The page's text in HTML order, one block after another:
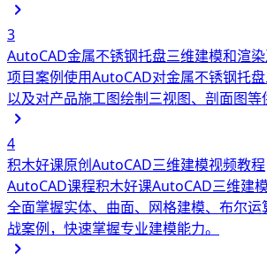
3
AutoCAD金属不锈钢托盘三维建模和渲
项目案例使用AutoCAD对金属不锈钢托盘
以及对产品施工图绘制三视图、剖面图等
4
积木好课原创AutoCAD三维建模视频教程
AutoCAD课程积木好课AutoCAD三维建
全面掌握实体、曲面、网格建模、布尔
战案例，快速掌握专业建模能力。